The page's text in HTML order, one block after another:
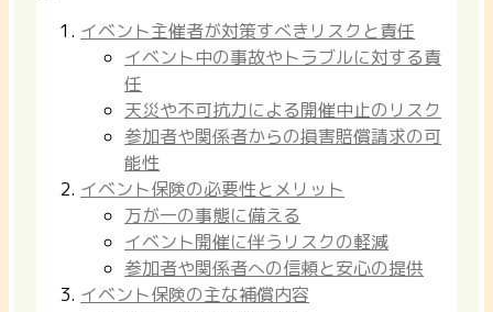
イベント主催者が対策すべきリスクと責任
イベント中の事故やトラブルに対する責
任
天災や不可抗力による開催中止のリスク
参加者や関係者からの損害賠償請求の可
能性
イベント保険の必要性とメリット
万が一の事態に備える
イベント開催に伴うリスクの軽減
参加者や関係者への信頼と安心の提供
イベント保険の主な補償内容